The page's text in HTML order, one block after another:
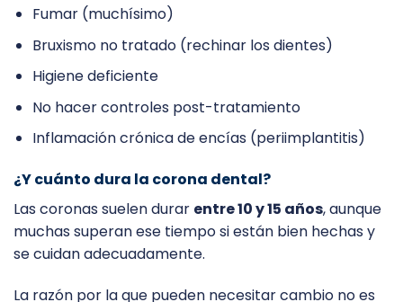
Fumar (muchísimo)
Bruxismo no tratado (rechinar los dientes)
Higiene deficiente
No hacer controles post-tratamiento
Inflamación crónica de encías (periimplantitis)
¿Y cuánto dura la corona dental?
Las coronas suelen durar entre 10 y 15 años, aunque
muchas superan ese tiempo si están bien hechas y
se cuidan adecuadamente.
La razón por la que pueden necesitar cambio no es